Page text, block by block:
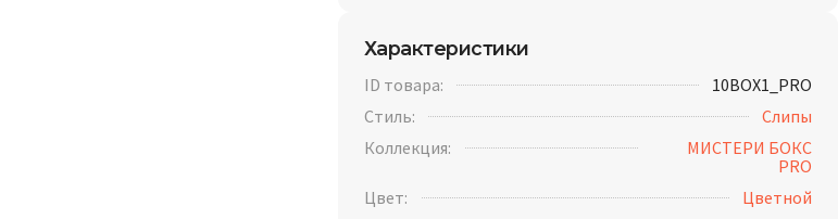
Характеристики
ID товара:
10BOX1_PRO
Стиль:
Слипы
Коллекция:
МИСТЕРИ БОКС
PRO
Цвет:
Цветной